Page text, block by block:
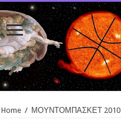
Home / ΜΟΥΝΤΟΜΠΑΣΚΕΤ 2010